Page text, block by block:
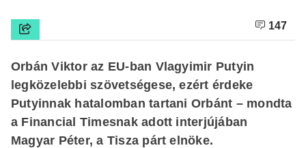
147
Orbán Viktor az EU-ban Vlagyimir Putyin
legközelebbi szövetségese, ezért érdeke
Putyinnak hatalomban tartani Orbánt – mondta
a Financial Timesnak adott interjújában
Magyar Péter, a Tisza párt elnöke.